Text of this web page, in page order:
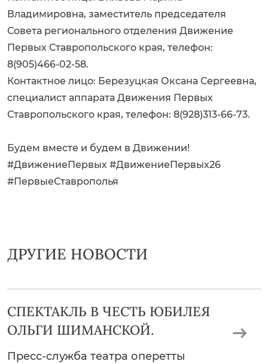
Владимировна, заместитель председателя
Совета регионального отделения Движение
Первых Ставропольского края, телефон:
8(905)466-02-58.
Контактное лицо: Березуцкая Оксана Сергеевна,
специалист аппарата Движения Первых
Ставропольского края, телефон: 8(928)313-66-73.
Будем вместе и будем в Движении!
#ДвижениеПервых #ДвижениеПервых26
#ПервыеСтаврополья
ДРУГИЕ НОВОСТИ
СПЕКТАКЛЬ В ЧЕСТЬ ЮБИЛЕЯ
ОЛЬГИ ШИМАНСКОЙ.
Пресс-служба театра оперетты